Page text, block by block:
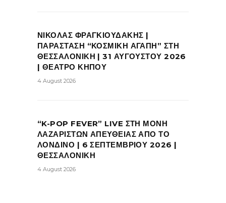
ΝΙΚΟΛΑΣ ΦΡΑΓΚΙΟΥΔΑΚΗΣ |
ΠΑΡΑΣΤΑΣΗ “ΚΟΣΜΙΚΗ ΑΓΑΠΗ” ΣΤΗ
ΘΕΣΣΑΛΟΝΙΚΗ | 31 ΑΥΓΟΥΣΤΟΥ 2026
| ΘΕΑΤΡΟ ΚΗΠΟΥ
4 August 2026
“K-POP FEVER” LIVE ΣΤΗ ΜΟΝΗ
ΛΑΖΑΡΙΣΤΩΝ ΑΠΕΥΘΕΙΑΣ ΑΠΟ ΤΟ
ΛΟΝΔΙΝΟ | 6 ΣΕΠΤΕΜΒΡΙΟΥ 2026 |
ΘΕΣΣΑΛΟΝΙΚΗ
4 August 2026